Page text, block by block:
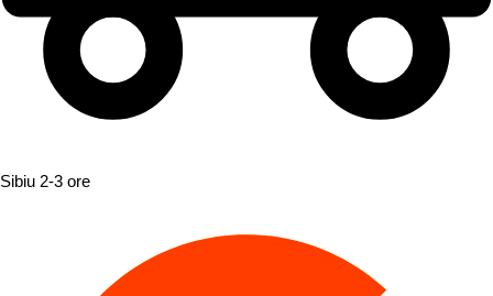
Sibiu 2-3 ore